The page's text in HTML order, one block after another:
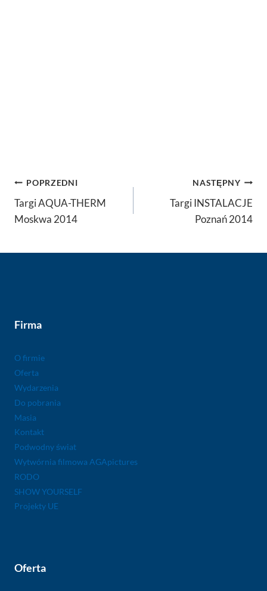
Nawigacja
wpisu
POPRZEDNI
Targi AQUA-THERM
Moskwa 2014
NASTĘPNY
Targi INSTALACJE
Poznań 2014
Firma
O firmie
Oferta
Wydarzenia
Do pobrania
Masia
Kontakt
Podwodny świat
Wytwórnia filmowa AGApictures
RODO
SHOW YOURSELF
Projekty UE
Oferta